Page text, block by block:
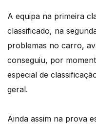
A equipa na primeira
classificado, na
problemas no carro,
conseguiu, por
especial de
geral.
Ainda assim na prova